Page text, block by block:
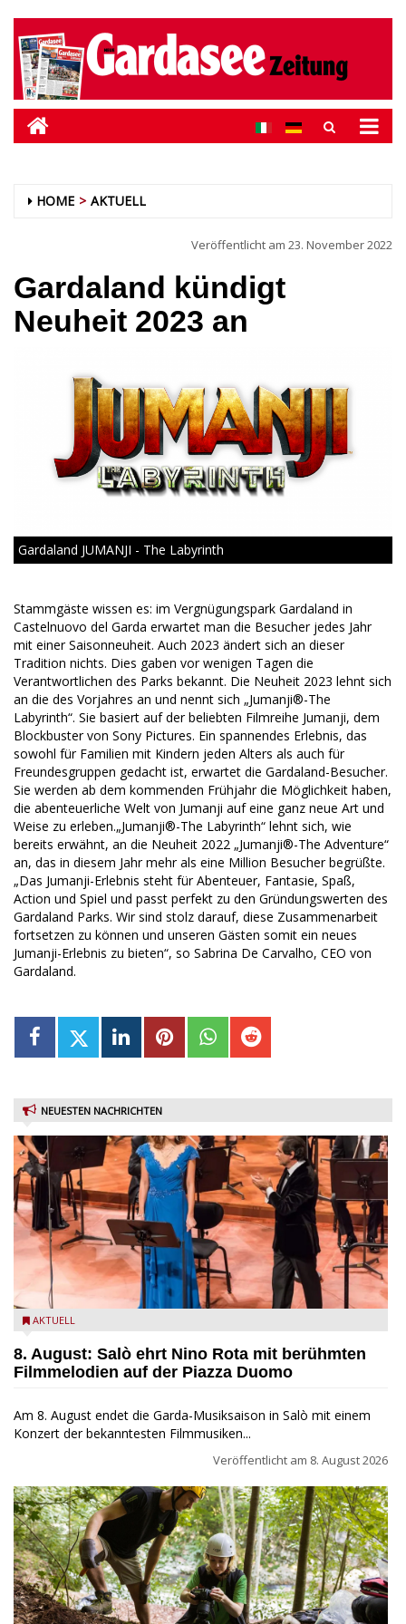
HOME AKTUELL
Veröffentlicht am 23. November 2022
Gardaland kündigt
Neuheit 2023 an
Gardaland JUMANJI - The Labyrinth
Stammgäste wissen es: im Vergnügungspark Gardaland in
Castelnuovo del Garda erwartet man die Besucher jedes Jahr
mit einer Saisonneuheit. Auch 2023 ändert sich an dieser
Tradition nichts. Dies gaben vor wenigen Tagen die
Verantwortlichen des Parks bekannt. Die Neuheit 2023 lehnt sich
an die des Vorjahres an und nennt sich „Jumanji®-The
Labyrinth“. Sie basiert auf der beliebten Filmreihe Jumanji, dem
Blockbuster von Sony Pictures. Ein spannendes Erlebnis, das
sowohl für Familien mit Kindern jeden Alters als auch für
Freundesgruppen gedacht ist, erwartet die Gardaland-Besucher.
Sie werden ab dem kommenden Frühjahr die Möglichkeit haben,
die abenteuerliche Welt von Jumanji auf eine ganz neue Art und
Weise zu erleben.„Jumanji®-The Labyrinth“ lehnt sich, wie
bereits erwähnt, an die Neuheit 2022 „Jumanji®-The Adventure“
an, das in diesem Jahr mehr als eine Million Besucher begrüßte.
„Das Jumanji-Erlebnis steht für Abenteuer, Fantasie, Spaß,
Action und Spiel und passt perfekt zu den Gründungswerten des
Gardaland Parks. Wir sind stolz darauf, diese Zusammenarbeit
fortsetzen zu können und unseren Gästen somit ein neues
Jumanji-Erlebnis zu bieten“, so Sabrina De Carvalho, CEO von
Gardaland.
NEUESTEN NACHRICHTEN
Estate Musicale del Garda: Salò ehrt Nino Rota
AKTUELL
8. August: Salò ehrt Nino Rota mit berühmten
Filmmelodien auf der Piazza Duomo
Am 8. August endet die Garda-Musiksaison in Salò mit einem
Konzert der bekanntesten Filmmusiken...
Veröffentlicht am 8. August 2026